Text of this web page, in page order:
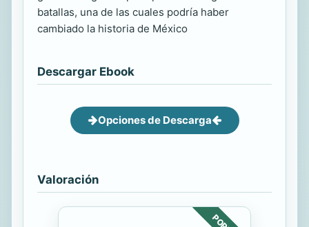
batallas, una de las cuales podría haber
cambiado la historia de México
Descargar Ebook
Opciones de Descarga
Valoración